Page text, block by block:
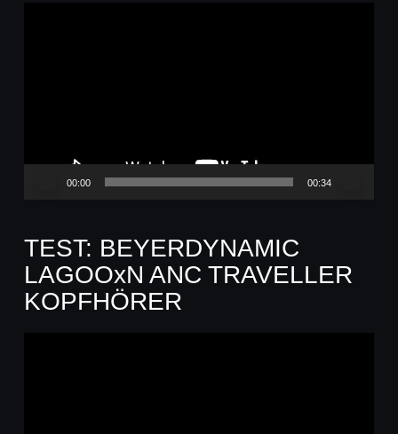
00:00 00:34
TEST: BEYERDYNAMIC
LAGOOxN ANC TRAVELLER
KOPFHÖRER